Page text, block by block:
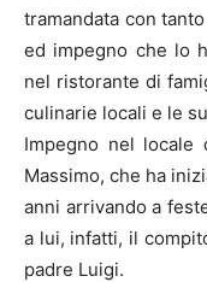
tramandata con
ed impegno che lo
nel ristorante di
culinarie locali e le
Impegno nel locale
Massimo, che ha
anni arrivando a
a lui, infatti, il
padre Luigi.